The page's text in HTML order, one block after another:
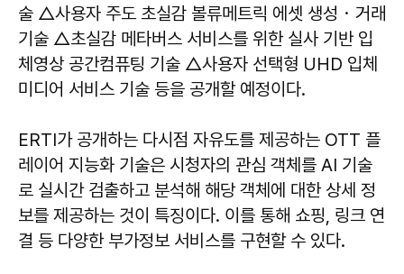
술 △사용자 주도 초실감 볼류메트릭 에셋 생성・거래
기술 △초실감 메타버스 서비스를 위한 실사 기반 입
체영상 공간컴퓨팅 기술 △사용자 선택형 UHD 입체
미디어 서비스 기술 등을 공개할 예정이다.
ERTI가 공개하는 다시점 자유도를 제공하는 OTT 플
레이어 지능화 기술은 시청자의 관심 객체를 AI 기술
로 실시간 검출하고 분석해 해당 객체에 대한 상세 정
보를 제공하는 것이 특징이다. 이를 통해 쇼핑, 링크 연
결 등 다양한 부가정보 서비스를 구현할 수 있다.